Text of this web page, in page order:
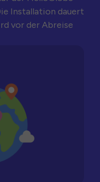
Installation dauert
vor der Abreise